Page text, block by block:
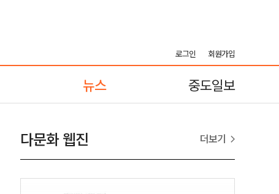
로그인 회원가입
뉴스 중도일보
다문화 웹진 더보기